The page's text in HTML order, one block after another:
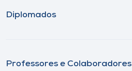
Diplomados
Professores e Colaboradores